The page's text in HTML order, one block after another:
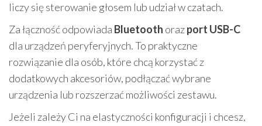
liczy się sterowanie głosem lub udział w czatach.
Za łączność odpowiada Bluetooth orazport USB-C
dla urządzeń peryferyjnych. To praktyczne
rozwiązanie dla osób, które chcą korzystać z
dodatkowych akcesoriów, podłączać wybrane
urządzenia lub rozszerzać możliwości zestawu.
Jeżeli zależy Ci na elastyczności konfiguracji i chcesz,